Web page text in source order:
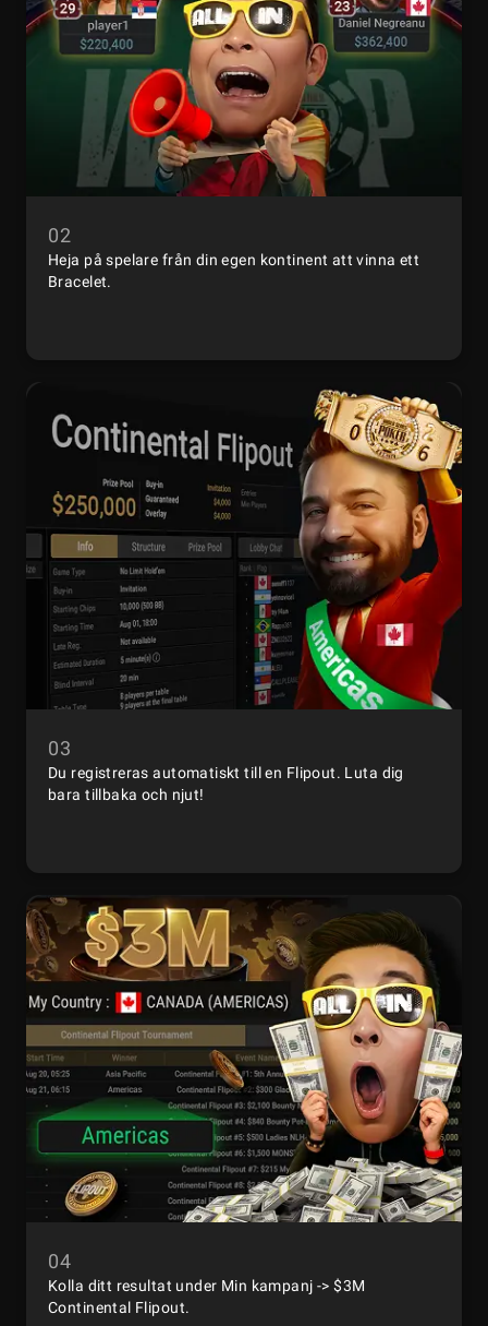
02
Heja på spelare från din egen kontinent att vinna ett
Bracelet.
03
Du registreras automatiskt till en Flipout. Luta dig
bara tillbaka och njut!
04
Kolla ditt resultat under Min kampanj -> $3M
Continental Flipout.